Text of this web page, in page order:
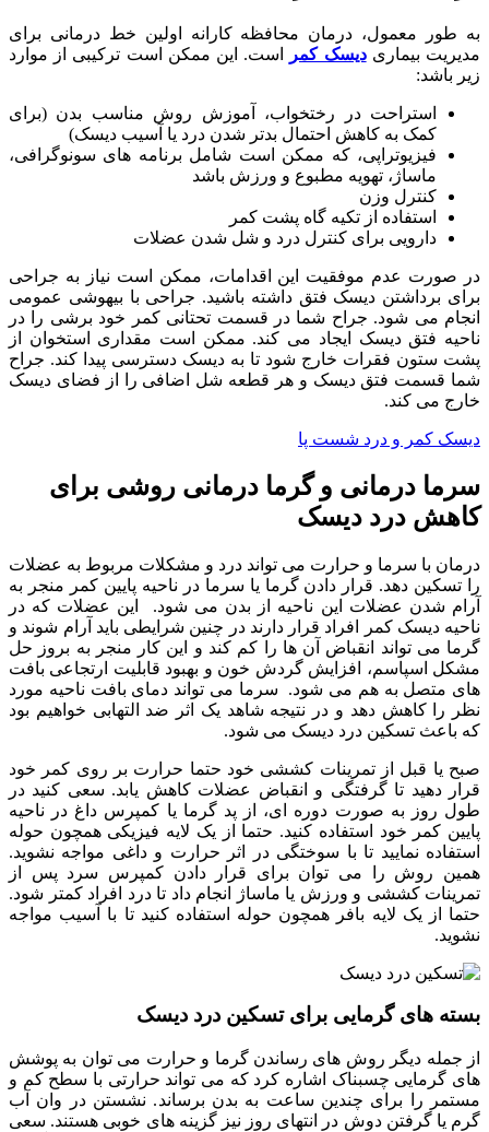
به طور معمول، درمان محافظه کارانه اولین خط درمانی برای
مدیریت بیماریدیسک کمر
است. این ممکن است ترکیبی از موارد
زیر باشد:
استراحت در رختخواب، آموزش روش مناسب بدن (برای
کمک به کاهش احتمال بدتر شدن درد یا آسیب دیسک)
فیزیوتراپی، که ممکن است شامل برنامه های سونوگرافی،
ماساژ، تهویه مطبوع و ورزش باشد
کنترل وزن
استفاده از تکیه گاه پشت کمر
دارویی برای کنترل درد و شل شدن عضلات
در صورت عدم موفقیت این اقدامات، ممکن است نیاز به جراحی
برای برداشتن دیسک فتق داشته باشید. جراحی با بیهوشی عمومی
انجام می شود. جراح شما در قسمت تحتانی کمر خود برشی را در
ناحیه فتق دیسک ایجاد می کند. ممکن است مقداری استخوان از
پشت ستون فقرات خارج شود تا به دیسک دسترسی پیدا کند. جراح
شما قسمت فتق دیسک و هر قطعه شل اضافی را از فضای دیسک
خارج می کند.
دیسک کمر و درد شست پا
سرما درمانی و گرما درمانی روشی برای
کاهش درد دیسک
درمان با سرما و حرارت می تواند درد و مشکلات مربوط به عضلات
را
تسکین دهد. قرار دادن گرما یا سرما در ناحیه پایین کمر منجر
به
آرام شدن عضلات این ناحیه از بدن می شود. این عضلات که در
ناحیه دیسک کمر افراد قرار دارند در چنین شرایطی باید آرام شوند و
گرما می تواند انقباض آن ها را کم کند و این کار منجر به بروز حل
مشکل اسپاسم، افزایش گردش خون و بهبود قابلیت ارتجاعی بافت
های متصل به هم می شود. سرما می تواند دمای بافت ناحیه مورد
نظر
را کاهش دهد و در نتیجه شاهد یک اثر ضد التهابی خواهیم بود
که باعث تسکین درد دیسک می شود.
صبح یا قبل از تمرینات کششی خود حتما حرارت بر روی کمر
خود
قرار
دهید تا گرفتگی و انقباض عضلات کاهش یابد. سعی کنید در
طول روز به صورت دوره ای، از پد گرما یا کمپرس داغ در
ناحیه
پایین کمر خود استفاده کنید. حتما از یک لایه فیزیکی همچون حوله
استفاده نمایید تا با سوختگی در اثر حرارت و داغی مواجه نشوید.
همین
روش را می توان برای قرار دادن کمپرس سرد پس
از
تمرینات کششی و ورزش یا ماساژ انجام داد تا درد افراد کمتر شود.
حتما
از یک لایه بافر همچون حوله استفاده کنید تا با آسیب مواجه
نشوید.
بسته های گرمایی برای تسکین درد دیسک
از جمله دیگر روش های رساندن گرما و حرارت می توان به پوشش
های گرمایی چسبناک اشاره کرد که می تواند حرارتی با سطح کم و
مستمر
را برای چندین ساعت به بدن برساند. نشستن در وان
آب
گرم یا گرفتن دوش در انتهای روز نیز گزینه های خوبی هستند. سعی